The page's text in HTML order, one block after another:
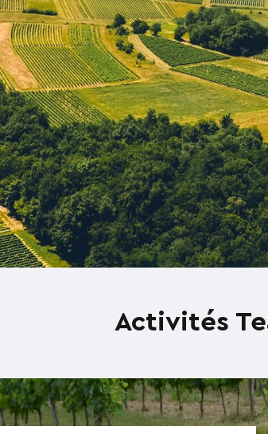
Activités